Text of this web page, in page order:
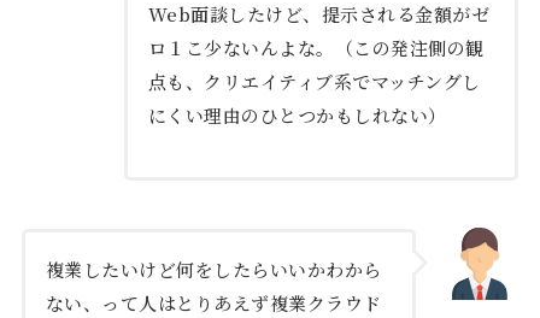
Web面談したけど、提示される金額がゼ
ロ１こ少ないんよな。（この発注側の観
点も、クリエイティブ系でマッチングし
にくい理由のひとつかもしれない）
複業したいけど何をしたらいいかわから
ない、って人はとりあえず複業クラウド